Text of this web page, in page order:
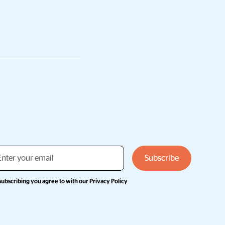
you agree to with ourPrivacy Policy